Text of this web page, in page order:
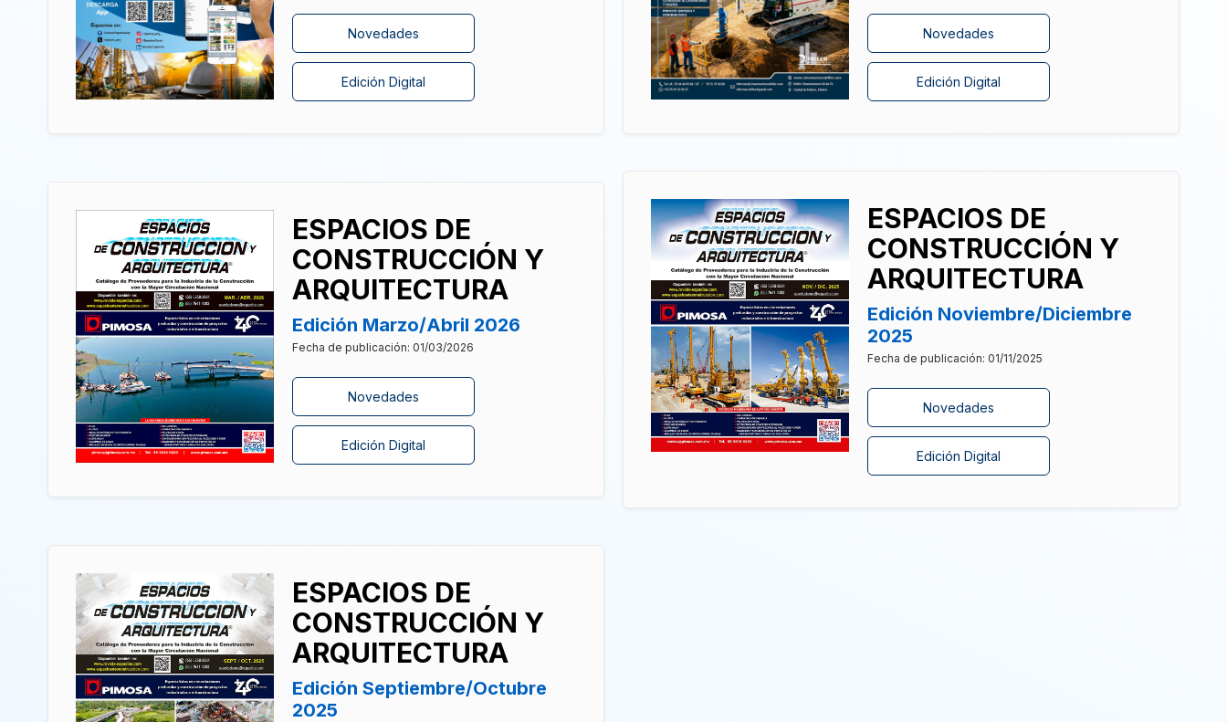
Novedades
Edición Digital
Novedades
Edición Digital
ESPACIOS DE
CONSTRUCCIÓN Y
ARQUITECTURA
Edición Marzo/Abril 2026
Fecha de publicación: 01/03/2026
Novedades
Edición Digital
ESPACIOS DE
CONSTRUCCIÓN Y
ARQUITECTURA
Edición Noviembre/Diciembre
2025
Fecha de publicación: 01/11/2025
Novedades
Edición Digital
ESPACIOS DE
CONSTRUCCIÓN Y
ARQUITECTURA
Edición Septiembre/Octubre
2025